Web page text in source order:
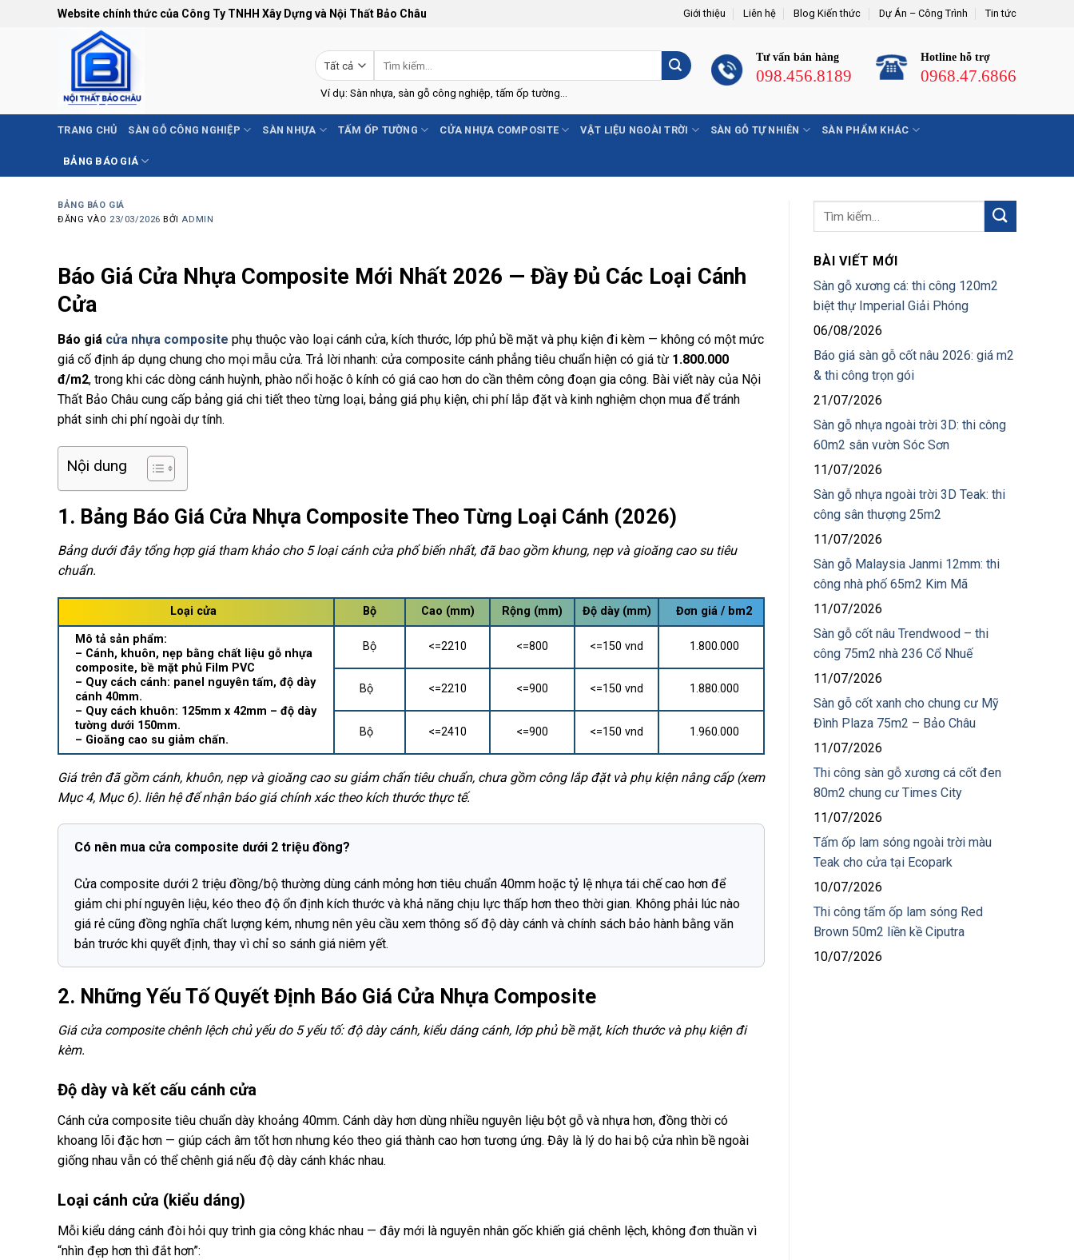
Website chính thức của Công Ty TNHH Xây Dựng và Nội Thất Bảo Châu Giới thiệu Liên hệ Blog Kiến thức Dự Án – Công Trình Tin tức
kiếm:
Ví dụ: Sàn nhựa, sàn gỗ công nghiệp, tấm ốp tường...
Tư vấn bán hàng
098.456.8189
Hotline hỗ trợ
0968.47.6866
TRANG CHỦ SÀN GỖ CÔNG NGHIỆP SÀN NHỰA TẤM ỐP TƯỜNG CỬA NHỰA COMPOSITE VẬT LIỆU NGOÀI TRỜI SÀN GỖ TỰ NHIÊN SÀN PHẨM KHÁC
BẢNG BÁO GIÁ
BẢNG BÁO GIÁ
ĐĂNG VÀO 23/03/2026 BỞI ADMIN
Báo Giá Cửa Nhựa Composite Mới Nhất 2026 — Đầy Đủ Các Loại Cánh
Cửa
Báo giá cửa nhựa composite phụ thuộc vào loại cánh cửa, kích thước, lớp phủ bề mặt và phụ kiện đi kèm — không có một mức
giá cố định áp dụng chung cho mọi mẫu cửa. Trả lời nhanh: cửa composite cánh phẳng tiêu chuẩn hiện có giá từ 1.800.000
đ/m2, trong khi các dòng cánh huỳnh, phào nổi hoặc ô kính có giá cao hơn do cần thêm công đoạn gia công. Bài viết này của Nội
Thất Bảo Châu cung cấp bảng giá chi tiết theo từng loại, bảng giá phụ kiện, chi phí lắp đặt và kinh nghiệm chọn mua để tránh
phát sinh chi phí ngoài dự tính.
Nội dung
1. Bảng Báo Giá Cửa Nhựa Composite Theo Từng Loại Cánh (2026)
Bảng dưới đây tổng hợp giá tham khảo cho 5 loại cánh cửa phổ biến nhất, đã bao gồm khung, nẹp và gioăng cao su tiêu
chuẩn.
Loại cửa Bộ Cao (mm) Rộng (mm) Độ dày (mm) Đơn giá / bm2
Mô tả sản phẩm:
– Cánh, khuôn, nẹp bằng chất liệu gỗ nhựa
composite, bề mặt phủ Film PVC
– Quy cách cánh: panel nguyên tấm, độ dày
cánh 40mm.
– Quy cách khuôn: 125mm x 42mm – độ dày
tường dưới 150mm.
– Gioăng cao su giảm chấn.
Bộ <=2210 <=800 <=150 vnd 1.800.000
Bộ <=2210 <=900 <=150 vnd 1.880.000
Bộ <=2410 <=900 <=150 vnd 1.960.000
Giá trên đã gồm cánh, khuôn, nẹp và gioăng cao su giảm chấn tiêu chuẩn, chưa gồm công lắp đặt và phụ kiện nâng cấp (xem
Mục 4, Mục 6). liên hệ để nhận báo giá chính xác theo kích thước thực tế.
Có nên mua cửa composite dưới 2 triệu đồng?
Cửa composite dưới 2 triệu đồng/bộ thường dùng cánh mỏng hơn tiêu chuẩn 40mm hoặc tỷ lệ nhựa tái chế cao hơn để
giảm chi phí nguyên liệu, kéo theo độ ổn định kích thước và khả năng chịu lực thấp hơn theo thời gian. Không phải lúc nào
giá rẻ cũng đồng nghĩa chất lượng kém, nhưng nên yêu cầu xem thông số độ dày cánh và chính sách bảo hành bằng văn
bản trước khi quyết định, thay vì chỉ so sánh giá niêm yết.
2. Những Yếu Tố Quyết Định Báo Giá Cửa Nhựa Composite
Giá cửa composite chênh lệch chủ yếu do 5 yếu tố: độ dày cánh, kiểu dáng cánh, lớp phủ bề mặt, kích thước và phụ kiện đi
kèm.
Độ dày và kết cấu cánh cửa
Cánh cửa composite tiêu chuẩn dày khoảng 40mm. Cánh dày hơn dùng nhiều nguyên liệu bột gỗ và nhựa hơn, đồng thời có
khoang lõi đặc hơn — giúp cách âm tốt hơn nhưng kéo theo giá thành cao hơn tương ứng. Đây là lý do hai bộ cửa nhìn bề ngoài
giống nhau vẫn có thể chênh giá nếu độ dày cánh khác nhau.
Loại cánh cửa (kiểu dáng)
Mỗi kiểu dáng cánh đòi hỏi quy trình gia công khác nhau — đây mới là nguyên nhân gốc khiến giá chênh lệch, không đơn thuần vì
“nhìn đẹp hơn thì đắt hơn”:
BÀI VIẾT MỚI
Sàn gỗ xương cá: thi công 120m2
biệt thự Imperial Giải Phóng
06/08/2026
Báo giá sàn gỗ cốt nâu 2026: giá m2
& thi công trọn gói
21/07/2026
Sàn gỗ nhựa ngoài trời 3D: thi công
60m2 sân vườn Sóc Sơn
11/07/2026
Sàn gỗ nhựa ngoài trời 3D Teak: thi
công sân thượng 25m2
11/07/2026
Sàn gỗ Malaysia Janmi 12mm: thi
công nhà phố 65m2 Kim Mã
11/07/2026
Sàn gỗ cốt nâu Trendwood – thi
công 75m2 nhà 236 Cổ Nhuế
11/07/2026
Sàn gỗ cốt xanh cho chung cư Mỹ
Đình Plaza 75m2 – Bảo Châu
11/07/2026
Thi công sàn gỗ xương cá cốt đen
80m2 chung cư Times City
11/07/2026
Tấm ốp lam sóng ngoài trời màu
Teak cho cửa tại Ecopark
10/07/2026
Thi công tấm ốp lam sóng Red
Brown 50m2 liền kề Ciputra
10/07/2026